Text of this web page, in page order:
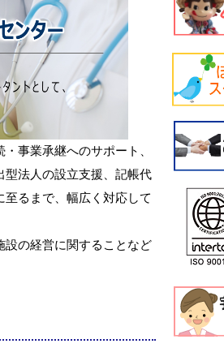
事業承継へのサポート、
型法人の設立支援、記帳代
るまで、幅広く対応して
設の経営に関することなど